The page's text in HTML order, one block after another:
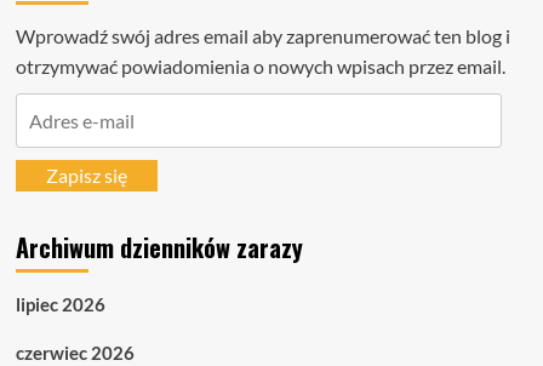
Wprowadź swój adres email aby zaprenumerować ten blog i
otrzymywać powiadomienia o nowych wpisach przez email.
mailZapisz się
Archiwum dzienników zarazy
lipiec 2026
czerwiec 2026